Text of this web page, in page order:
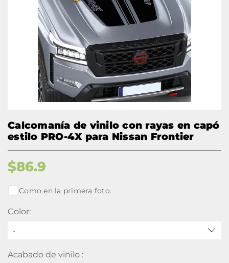
Calcomanía de vinilo con rayas en capó
estilo PRO-4X para Nissan Frontier
$86.9
Como en la primera foto.
Color:
-
Acabado de vinilo :